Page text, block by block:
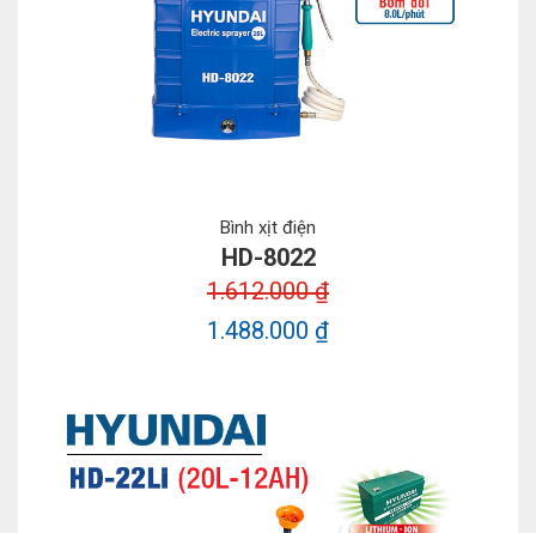
Bình xịt điện
HD-8022
1.612.000 ₫
1.488.000 ₫